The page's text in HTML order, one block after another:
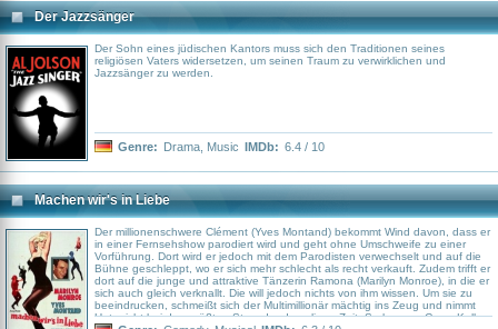
Der Jazzsänger
Der Sohn eines jüdischen Kantors muss sich den Traditionen seines
religiösen Vaters widersetzen, um seinen Traum zu verwirklichen und
Jazzsänger zu werden.
Genre: Drama Music IMDb: 6.4 / 10
Machen wir's in Liebe
Der millionenschwere Clément (Yves Montand) bekommt Wind davon, dass er
in einer Fernsehshow parodiert wird und geht ohne Umschweife zu einer
Vorführung. Dort wird er jedoch mit dem Parodisten verwechselt und auf die
Bühne geschleppt, wo er sich mehr schlecht als recht verkauft. Zudem trifft er
dort auf die junge und attraktive Tänzerin Ramona (Marilyn Monroe), in die er
sich auch gleich verknallt. Die will jedoch nichts von ihm wissen. Um sie zu
beeindrucken, schmeißt sich der Multimillionär mächtig ins Zeug und nimmt
Unterricht bei den größten Stars der damaligen Zeit. So kann er Gene Kelly